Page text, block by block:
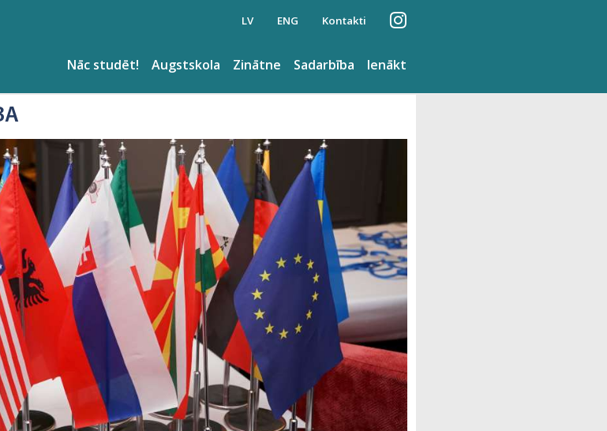
LV ENG Kontakti
Ienākt
Sadarbība
Zinātne
Augstskola
Nāc studēt!